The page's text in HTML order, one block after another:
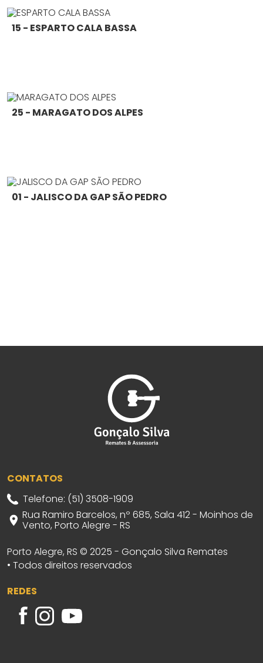
15 - ESPARTO CALA BASSA
25 - MARAGATO DOS ALPES
01 - JALISCO DA GAP SÃO PEDRO
CONTATOS
Telefone: (51) 3508-1909
Rua Ramiro Barcelos, nº 685, Sala 412 - Moinhos de
Vento, Porto Alegre - RS
Porto Alegre, RS © 2025 - Gonçalo Silva Remates
• Todos direitos reservados
REDES